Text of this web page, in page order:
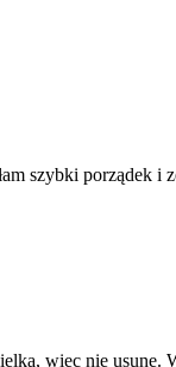
szybki porządek i
więc nie